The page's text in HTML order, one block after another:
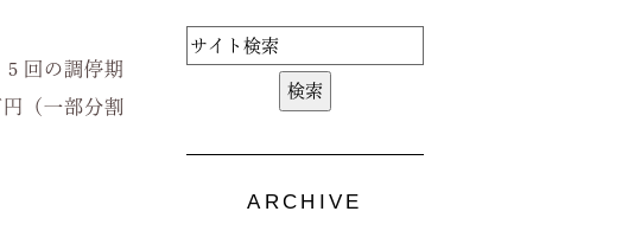
回の調停期
（一部分割
ARCHIVE